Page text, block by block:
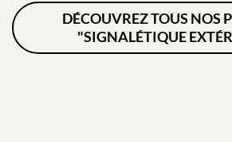
DÉCOUVREZ TOUS NOS
"SIGNALÉTIQUE